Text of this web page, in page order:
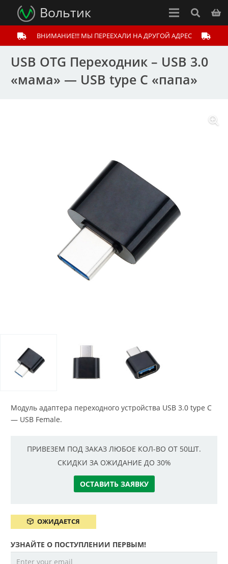
Вольтик
ВНИМАНИЕ!!! МЫ ПЕРЕЕХАЛИ НА ДРУГОЙ АДРЕС
USB OTG Переходник – USB 3.0
«мама» — USB type C «папа»
Модуль адаптера переходного устройства USB 3.0 type C
— USB Female.
ПРИВЕЗЕМ ПОД ЗАКАЗ ЛЮБОЕ КОЛ-ВО ОТ 50ШТ.
СКИДКИ ЗА ОЖИДАНИЕ ДО 30%
ОСТАВИТЬ ЗАЯВКУ
ОЖИДАЕТСЯ
УЗНАЙТЕ О ПОСТУПЛЕНИИ ПЕРВЫМ!